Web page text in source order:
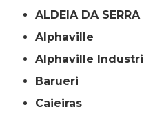
ALDEIA DA SERRA
Alphaville
Alphaville
Barueri
Caieiras